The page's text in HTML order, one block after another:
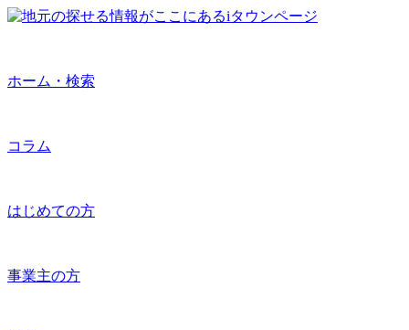
ホーム・検索
コラム
はじめての方
事業主の方